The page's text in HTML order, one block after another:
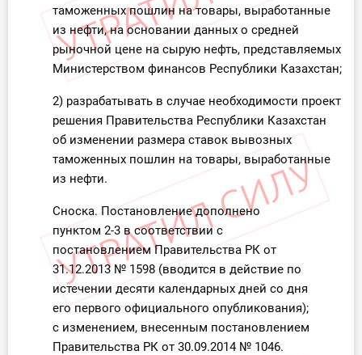
таможенных пошлин на товары, выработанные
из нефти, на основании данных о средней
рыночной цене на сырую нефть, представляемых
Министерством финансов Республики Казахстан;
2) разрабатывать в случае необходимости проект
решения Правительства Республики Казахстан
об изменении размера ставок вывозных
таможенных пошлин на товары, выработанные
из нефти.
Сноска. Постановление дополнено
пунктом 2-3 в соответствии с
постановлением Правительства РК от
31.12.2013 № 1598 (вводится в действие по
истечении десяти календарных дней со дня
его первого официального опубликования);
с изменением, внесенным постановлением
Правительства РК от 30.09.2014 № 1046.